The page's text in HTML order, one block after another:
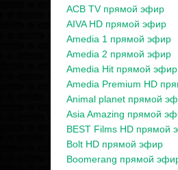
ACB TV прямой эфир
AIVA HD прямой эфир
Amedia 1 прямой эфир
Amedia 2 прямой эфир
Amedia Hit прямой эфир
Amedia Premium HD
Animal planet прямой
Asia Amazing прямой
BEST Films HD прямой
Bolt HD прямой эфир
Boomerang прямой